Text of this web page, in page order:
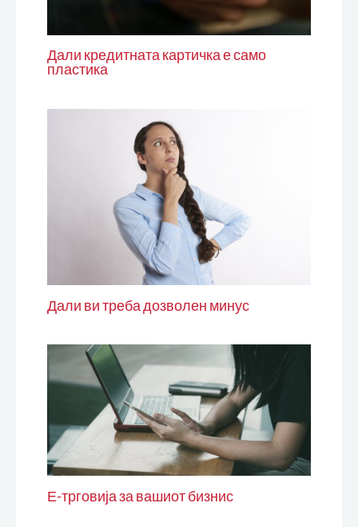
Дали кредитната картичка е само
пластика
Дали ви треба дозволен минус
Е-трговија за вашиот бизнис